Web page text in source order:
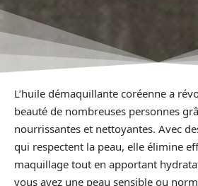
L’huile démaquillante coréenne a
beauté de nombreuses personnes
nourrissantes et nettoyantes. Avec
qui respectent la peau, elle élimine
maquillage tout en apportant
vous ayez une peau sensible ou